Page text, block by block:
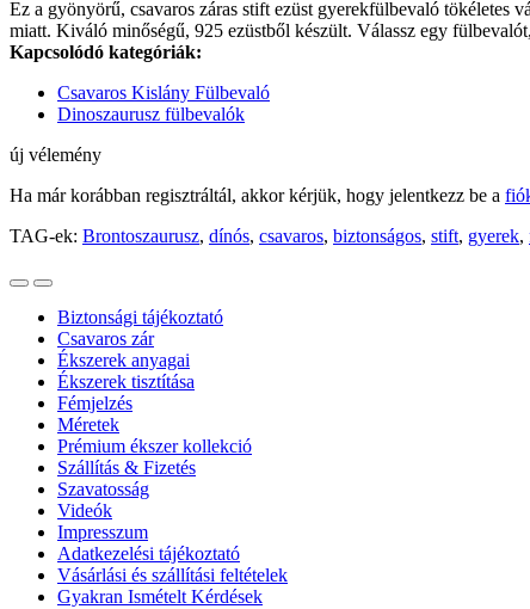
Ez a gyönyörű, csavaros záras stift ezüst gyerekfülbevaló tökéletes
miatt. Kiváló minőségű, 925 ezüstből készült. Válassz egy
Kapcsolódó kategóriák:
Csavaros Kislány Fülbevaló
Dinoszaurusz fülbevalók
új vélemény
Ha már korábban regisztráltál, akkor kérjük, hogy jelentkezz be a
TAG-ek: Brontoszaurusz, dínós, csavaros, biztonságos, stift, gyerek,
Biztonsági tájékoztató
Csavaros zár
Ékszerek anyagai
Ékszerek tisztítása
Fémjelzés
Méretek
Prémium ékszer kollekció
Szállítás & Fizetés
Szavatosság
Videók
Impresszum
Adatkezelési tájékoztató
Vásárlási és szállítási feltételek
Gyakran Ismételt Kérdések